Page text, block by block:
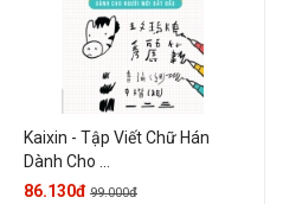
Kaixin - Tập Viết Chữ Hán
Dành Cho ...
86.130đ 99.000đ